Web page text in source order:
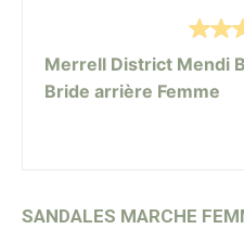
Merrell District Mendi
Bride arrière Femme
SANDALES MARCHE